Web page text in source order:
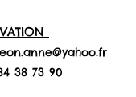
38 73 90